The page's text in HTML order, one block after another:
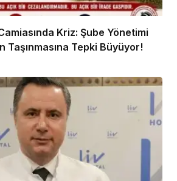
Kriz: Şube Yönetimi
Taşınmasına Tepki Büyüyor!